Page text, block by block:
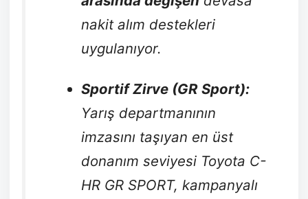
nakit alım destekleri
uygulanıyor.
Sportif Zirve (GR Sport):
Yarış departmanının
imzasını taşıyan en üst
donanım seviyesi Toyota C-
HR GR SPORT, kampanyalı